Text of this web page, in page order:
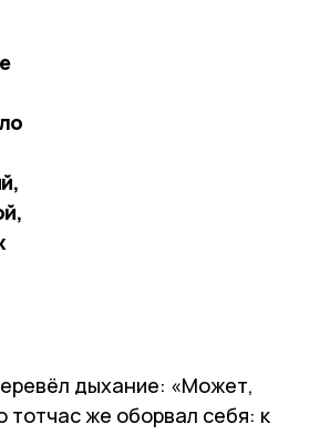
дыхание: «Может,
тотчас же оборвал себя: к